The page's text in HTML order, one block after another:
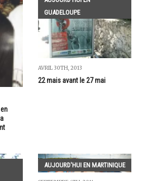
GUADELOUPE
AVRIL 30TH, 2013
22 mais avant le 27 mai
AUJOURD'HUI EN MARTINIQUE